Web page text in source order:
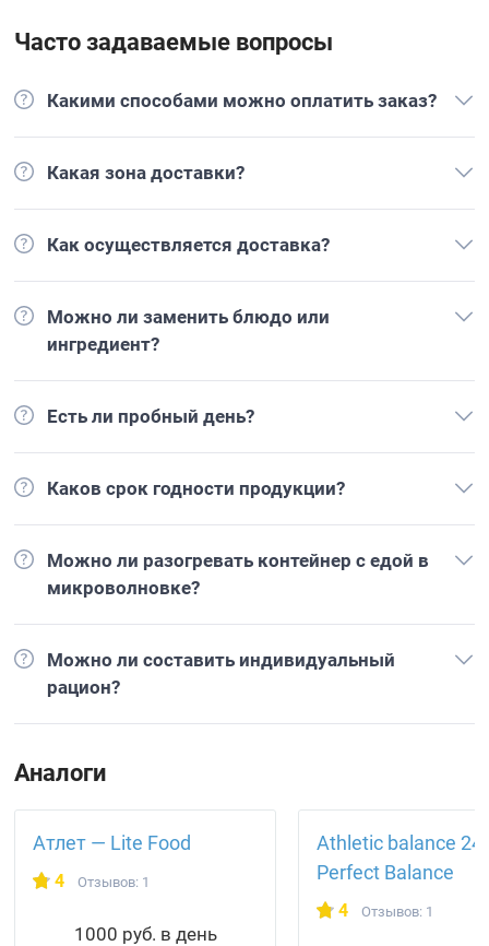
Часто задаваемые вопросы
Какими способами можно оплатить заказ?
Какая зона доставки?
Как осуществляется доставка?
Можно ли заменить блюдо или
ингредиент?
Есть ли пробный день?
Каков срок годности продукции?
Можно ли разогревать контейнер с едой в
микроволновке?
Можно ли составить индивидуальный
рацион?
Аналоги
Атлет — Lite Food
4 Отзывов: 1
1000 руб. в день
Athletic balance
Perfect Balance
4 Отзывов: 1